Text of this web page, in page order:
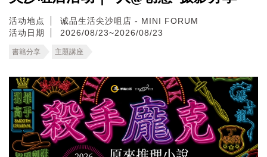
活动地点
诚品生活尖沙咀店 - MINI FORUM
活动日期
2026/08/23~2026/08/23
書籍分享 主題講座